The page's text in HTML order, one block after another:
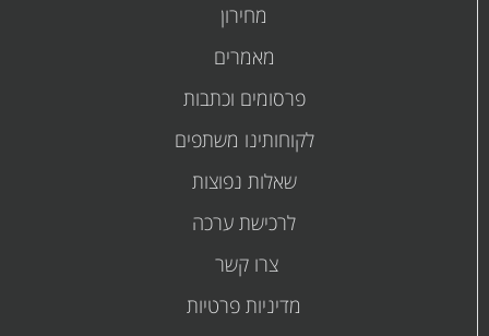
מחירון
מאמרים
פרסומים וכתבות
לקוחותינו משתפים
שאלות נפוצות
לרכישת ערכה
צרו קשר
מדיניות פרטיות